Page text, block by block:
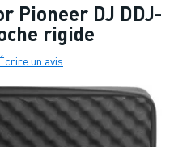
Pioneer DJ DDJ-
rigide
un avis